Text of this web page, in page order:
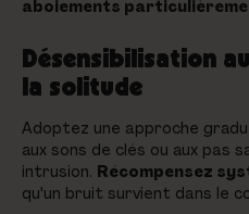
aboiements
Désensibilisation
la solitude
Adoptez une approche
aux sons de clés ou aux pas
intrusion. Récompensez
qu'un bruit survient dans le